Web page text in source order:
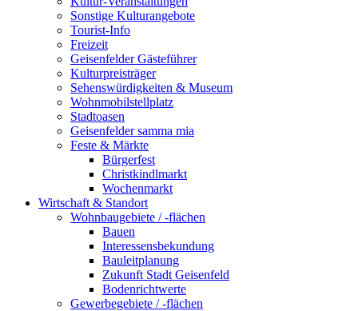
Sonstige Kulturangebote
Tourist-Info
Freizeit
Geisenfelder Gästeführer
Kulturpreisträger
Sehenswürdigkeiten & Museum
Wohnmobilstellplatz
Stadtoasen
Geisenfelder samma mia
Feste & Märkte
Bürgerfest
Christkindlmarkt
Wochenmarkt
Wirtschaft & Standort
Wohnbaugebiete / -flächen
Bauen
Interessensbekundung
Bauleitplanung
Zukunft Stadt Geisenfeld
Bodenrichtwerte
Gewerbegebiete / -flächen